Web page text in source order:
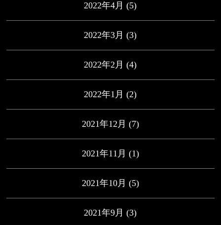
2022年4月 (5)
2022年3月 (3)
2022年2月 (4)
2022年1月 (2)
2021年12月 (7)
2021年11月 (1)
2021年10月 (5)
2021年9月 (3)